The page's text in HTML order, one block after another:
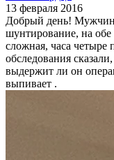
13 февраля 2016
Добрый день!
шунтирование, на обе
сложная, часа четыре
обследования
выдержит ли он
выпивает .